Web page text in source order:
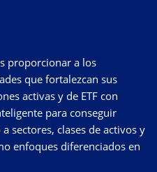
proporcionar a los
que fortalezcan sus
activas y de ETF con
para conseguir
sectores, clases de activos y
enfoques diferenciados en